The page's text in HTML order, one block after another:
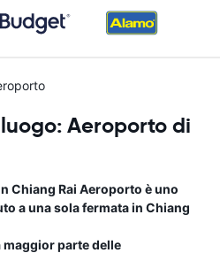
Aeroporto di
Chiang Rai Aeroporto è uno
a una sola fermata in Chiang
parte delle